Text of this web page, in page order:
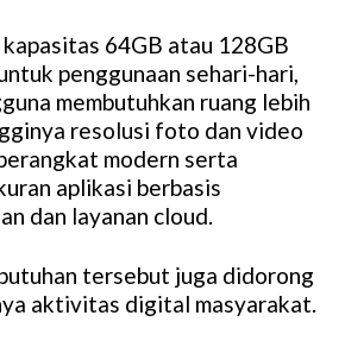
64GB atau 128GB
penggunaan sehari-hari,
membutuhkan ruang lebih
resolusi foto dan video
modern serta
aplikasi berbasis
dan layanan cloud.
tersebut juga didorong
aktivitas digital masyarakat.